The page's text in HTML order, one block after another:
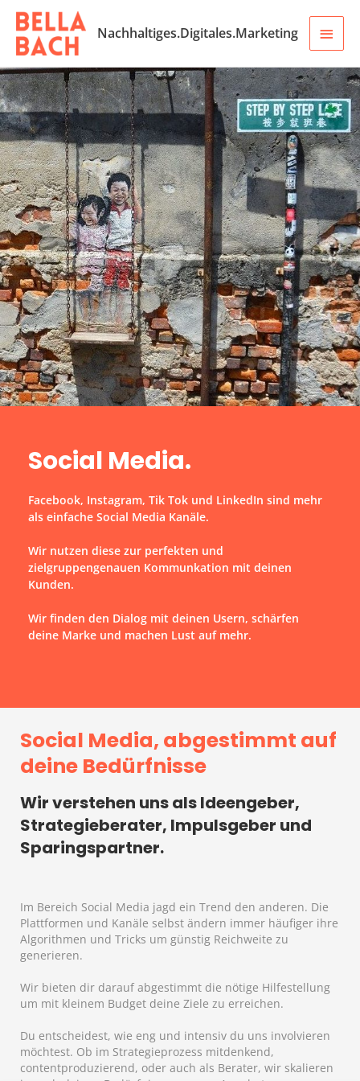
Inhalt
springen
Nachhaltiges.Digitales.Marketing
Social Media.
Facebook, Instagram, Tik Tok und LinkedIn sind mehr
als einfache Social Media Kanäle.
Wir nutzen diese zur perfekten und
zielgruppengenauen Kommunkation mit deinen
Kunden.
Wir finden den Dialog mit deinen Usern, schärfen
deine Marke und machen Lust auf mehr.
Social Media, abgestimmt auf
deine Bedürfnisse
Wir verstehen uns als Ideengeber,
Strategieberater, Impulsgeber und
Sparingspartner.
Im Bereich Social Media jagd ein Trend den anderen. Die
Plattformen und Kanäle selbst ändern immer häufiger ihre
Algorithmen und Tricks um günstig Reichweite zu
generieren.
Wir bieten dir darauf abgestimmt die nötige Hilfestellung
um mit kleinem Budget deine Ziele zu erreichen.
Du entscheidest, wie eng und intensiv du uns involvieren
möchtest. Ob im Strategieprozess mitdenkend,
contentproduzierend, oder auch als Berater, wir skalieren